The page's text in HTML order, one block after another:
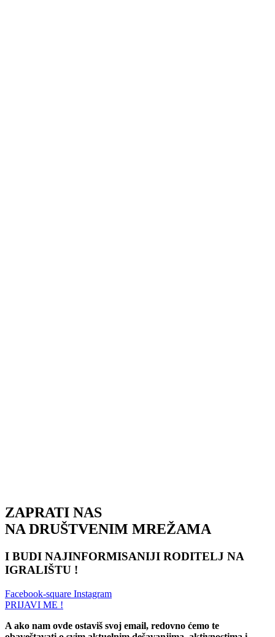
ZAPRATI NAS
NA DRUŠTVENIM MREŽAMA
I BUDI NAJINFORMISANIJI RODITELJ NA
IGRALIŠTU !
Facebook-square Instagram
PRIJAVI ME !
A ako nam ovde ostaviš svoj email, redovno ćemo te